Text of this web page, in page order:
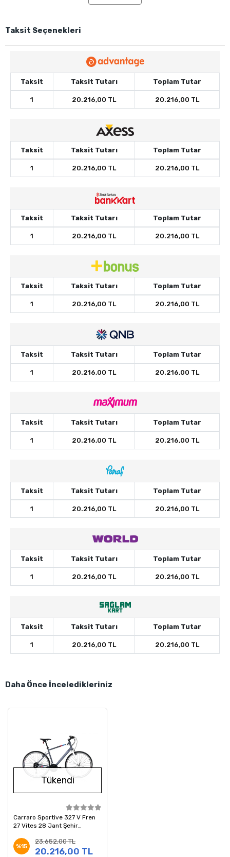
Taksit Seçenekleri
Taksit Taksit Tutarı Toplam Tutar
1 20.216,00 TL 20.216,00 TL
Taksit Taksit Tutarı Toplam Tutar
1 20.216,00 TL 20.216,00 TL
Taksit Taksit Tutarı Toplam Tutar
1 20.216,00 TL 20.216,00 TL
Taksit Taksit Tutarı Toplam Tutar
1 20.216,00 TL 20.216,00 TL
Taksit Taksit Tutarı Toplam Tutar
1 20.216,00 TL 20.216,00 TL
Taksit Taksit Tutarı Toplam Tutar
1 20.216,00 TL 20.216,00 TL
Taksit Taksit Tutarı Toplam Tutar
1 20.216,00 TL 20.216,00 TL
Taksit Taksit Tutarı Toplam Tutar
1 20.216,00 TL 20.216,00 TL
Taksit Taksit Tutarı Toplam Tutar
1 20.216,00 TL 20.216,00 TL
Daha Önce İnceledikleriniz
Tükendi
Carraro Sportive 327 V Fren
27 Vites 28 Jant Şehir
Mavi 44 Kadro
%15
23.652,00 TL
20.216,00 TL